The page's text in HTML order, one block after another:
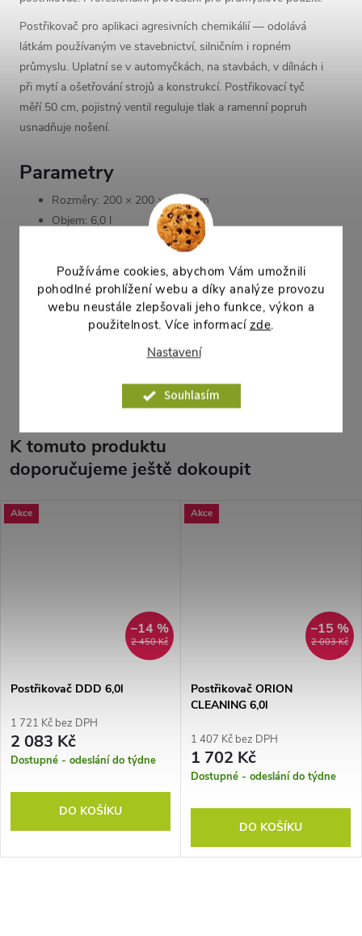
Používáme cookies, abychom Vám umožnili
pohodlné prohlížení webu a díky analýze provozu
webu neustále zlepšovali jeho funkce, výkon a
použitelnost. Více informací zde.
Nastavení
Souhlasím
Postřikovač pro aplikaci agresivních chemikálií — odolává
látkám používaným ve stavebnictví, silničním i ropném
průmyslu. Uplatní se v automyčkách, na stavbách, v dílnách i
při mytí a ošetřování strojů a konstrukcí. Postřikovací tyč
měří 50 cm, pojistný ventil reguluje tlak a ramenní popruh
usnadňuje nošení.
Parametry
Rozměry: 200 × 200 × 725 mm
Objem: 6,0 l
Hlavice: tlaková
Tyč: 50 cm
Hmotnost: 1,9 kg
K tomuto produktu
doporučujeme ještě dokoupit
Akce
2 450 Kč
–14 %
Postřikovač DDD 6,0l
1 721 Kč bez DPH
2 083 Kč
Dostupné - odeslání do týdne
DO KOŠÍKU
Akce
2 003 Kč
–15 %
Postřikovač ORION
CLEANING 6,0l
1 407 Kč bez DPH
1 702 Kč
Dostupné - odeslání do týdne
DO KOŠÍKU